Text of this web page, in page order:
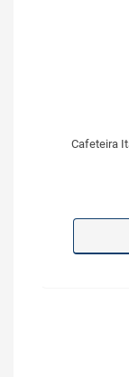
Cafeteira